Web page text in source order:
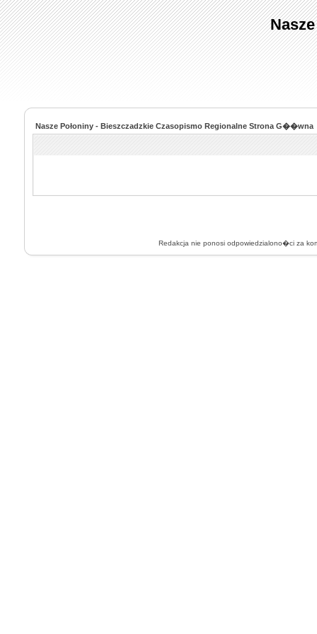
Nasze Połoniny - Bieszczadzkie Czasopismo Regionalne Strona G��wna
Redakcja nie ponosi odpowiedzialono�ci za